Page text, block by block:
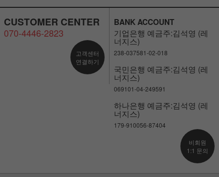
CUSTOMER CENTER
070-4446-2823
고객센터
연결하기
BANK ACCOUNT
기업은행 예금주:김석영 (레
너지스)
238-037581-02-018
국민은행 예금주:김석영 (레
너지스)
069101-04-249591
하나은행 예금주:김석영 (레
너지스)
179-910056-87404
비회원
1:1 문의